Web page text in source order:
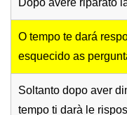
Dopo avere riparato
O tempo te dará
esquecido as
Soltanto dopo aver
tempo ti darà le